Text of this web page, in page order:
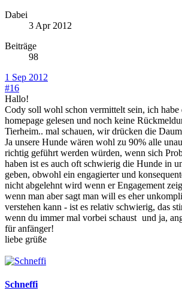
Dabei
3 Apr 2012
Beiträge
98
1 Sep 2012
#16
Hallo!
Cody soll wohl schon vermittelt sein, ich habe
homepage gelesen und noch keine
Tierheim.. mal schauen, wir drücken die
Ja unsere Hunde wären wohl zu 90% alle
richtig geführt werden würden, wenn sich
haben ist es auch oft schwierig die Hunde in
geben, obwohl ein engagierter und
nicht abgelehnt wird wenn er Engagement
wenn man aber sagt man will es eher
verstehen kann - ist es relativ schwierig, das
wenn du immer mal vorbei schaust und ja,
für anfänger!
liebe grüße
Schneffi